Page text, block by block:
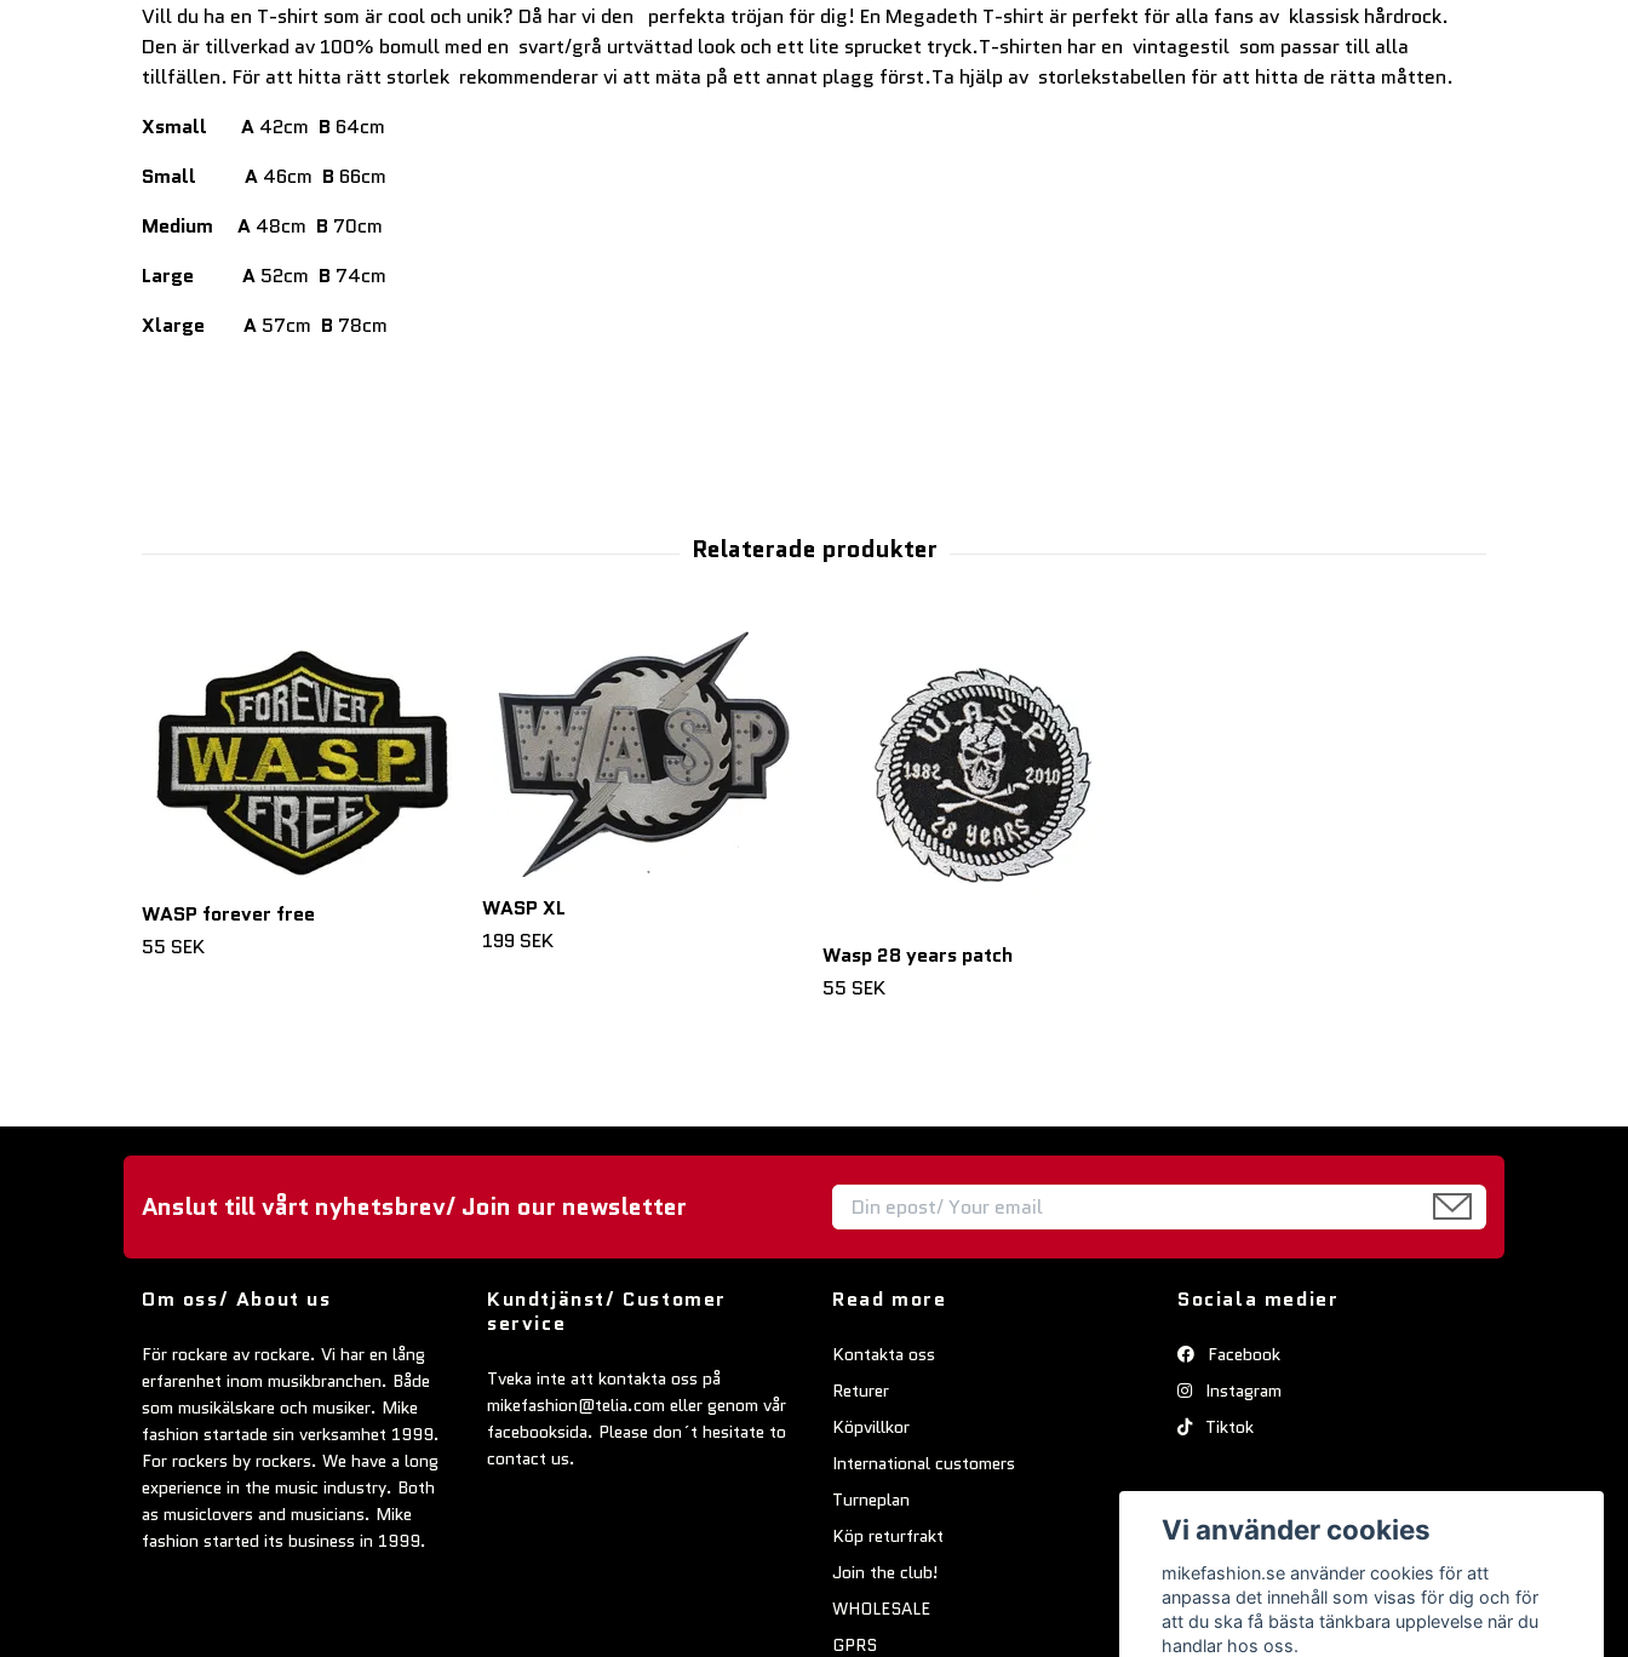
Vill du ha en T-shirt som är cool och unik? Då har vi den perfekta tröjan för dig! En Megadeth T-shirt är perfekt för alla fans av klassisk hårdrock.
Den är tillverkad av 100% bomull med en svart/grå urtvättad look och ett lite sprucket tryck.T-shirten har en vintagestil som passar till alla
tillfällen. För att hitta rätt storlek rekommenderar vi att mäta på ett annat plagg först.Ta hjälp av storlekstabellen för att hitta de rätta måtten.
Xsmall
A 42cm B 64cm
Small
A 46cm B 66cm
Medium
A 48cm B 70cm
Large
A 52cm B 74cm
Xlarge
A 57cm B 78cm
WASP forever free
55 SEK
WASP XL
199 SEK
Wasp 28 years patch
55 SEK
Anslut till vårt nyhetsbrev/ Join our newsletter
Om oss/ About us
För rockare av rockare. Vi har en lång
erfarenhet inom musikbranchen. Både
som musikälskare och musiker. Mike
fashion startade sin verksamhet 1999.
For rockers by rockers. We have a long
experience in the music industry. Both
as musiclovers and musicians. Mike
fashion started its business in 1999.
Kundtjänst/ Customer
service
Tveka inte att kontakta oss på
mikefashion@telia.com eller genom vår
facebooksida. Please don´t hesitate to
contact us.
Read more
Kontakta oss
Returer
Köpvillkor
International customers
Turneplan
Köp returfrakt
Join the club!
WHOLESALE
GPRS
Sociala medier
Facebook
Instagram
Tiktok
Vi använder cookies
mikefashion.se använder cookies för att
anpassa det innehåll som visas för dig och för
att du ska få bästa tänkbara upplevelse när du
handlar hos oss.